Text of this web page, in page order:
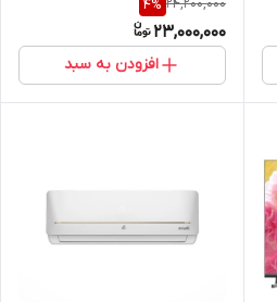
24,200,000
4%
23,000,000
افزودن به سبد